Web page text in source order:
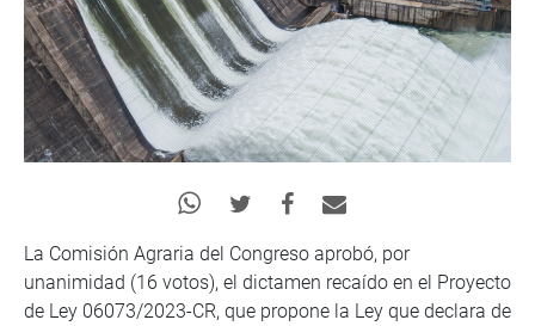
La Comisión Agraria del Congreso aprobó, por
unanimidad (16 votos), el dictamen recaído en el Proyecto
de Ley 06073/2023-CR, que propone la Ley que declara de